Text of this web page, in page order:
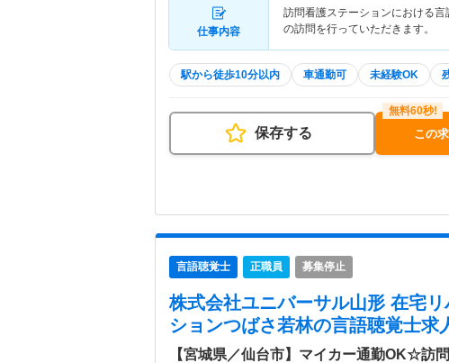
仕事内容
訪問看護ステーションにおける
の訪問を行っていただきます。
駅から徒歩10分以内 車通勤可 未経験OK
保存する この
言語聴覚士 正職員 募集停止
株式会社ユニバーサル山形 在宅
ションつばさ若林の言語聴覚士求
【宮城県／仙台市】マイカー通勤OK☆訪